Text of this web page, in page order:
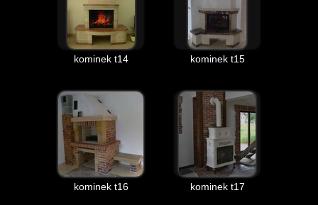
kominek t14 kominek t15
kominek t16 kominek t17